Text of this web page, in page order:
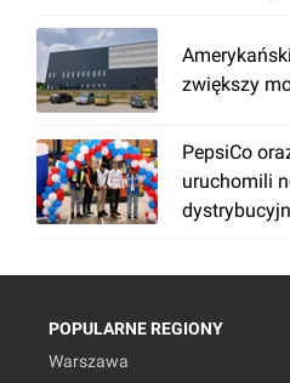
zwiększy
PepsiCo
uruchomili
POPULARNE REGIONY
Warszawa